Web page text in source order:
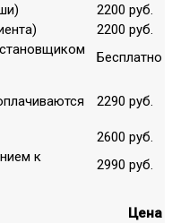
2200 руб.
2200 руб.
Бесплатно
2290 руб.
2600 руб.
к
2990 руб.
Цена